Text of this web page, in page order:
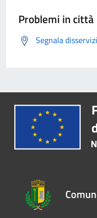
Problemi in città
Segnala